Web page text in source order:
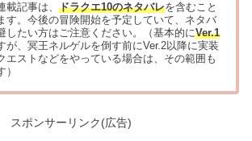
記事は、 ドラクエ10のネタバレを含むこと
す。今後の冒険開始を予定していて、ネタバ
したい方はご注意ください。（基本的にVer.1
が、冥王ネルゲルを倒す前にVer.2以降に実装
エストなどをやっている場合は、その範囲も
）
スポンサーリンク(広告)